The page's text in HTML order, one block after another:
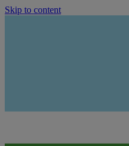
Skip to content